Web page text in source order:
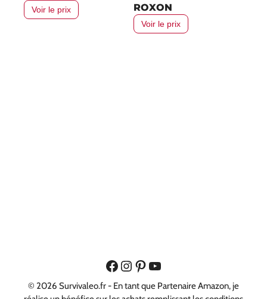
Voir le prix
ROXON
Voir le prix
© 2026 Survivaleo.fr - En tant que Partenaire Amazon, je